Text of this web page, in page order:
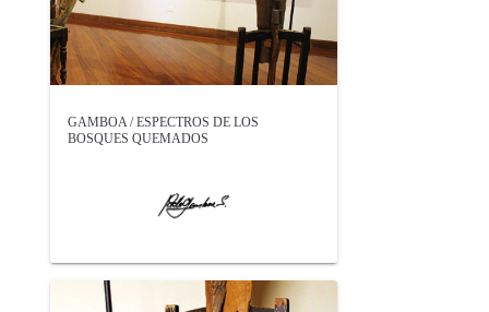
GAMBOA / ESPECTROS DE LOS
BOSQUES QUEMADOS